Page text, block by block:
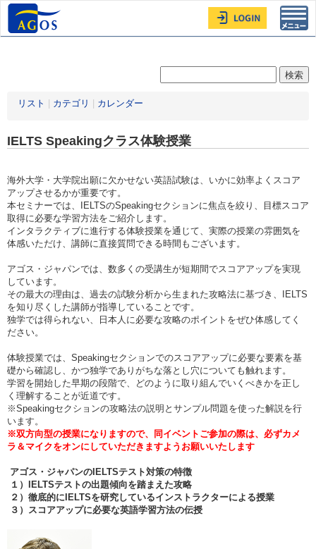
リスト カテゴリ カレンダー
IELTS Speakingクラス体験授業
海外大学・大学院出願に欠かせない英語試験は、いかに効率よくスコア
アップさせるかが重要です。
本セミナーでは、IELTSのSpeakingセクションに焦点を絞り、目標スコア
取得に必要な学習方法をご紹介します。
インタラクティブに進行する体験授業を通じて、実際の授業の雰囲気を
体感いただけ、講師に直接質問できる時間もございます。
アゴス・ジャパンでは、数多くの受講生が短期間でスコアアップを実現
しています。
その最大の理由は、過去の試験分析から生まれた攻略法に基づき、IELTS
を知り尽くした講師が指導していることです。
独学では得られない、日本人に必要な攻略のポイントをぜひ体感してく
ださい。
体験授業では、Speakingセクションでのスコアアップに必要な要素を基
礎から確認し、かつ独学でありがちな落とし穴についても触れます。
学習を開始した早期の段階で、どのように取り組んでいくべきかを正し
く理解することが近道です。
※Speakingセクションの攻略法の説明とサンプル問題を使った解説を行
います。
※双方向型の授業になりますので、同イベントご参加の際は、必ずカメ
ラ＆マイクをオンにしていただきますようお願いいたします
アゴス・ジャパンのIELTSテスト対策の特徴
１）IELTSテストの出題傾向を踏まえた攻略
２）徹底的にIELTSを研究しているインストラクターによる授業
３）スコアアップに必要な英語学習方法の伝授